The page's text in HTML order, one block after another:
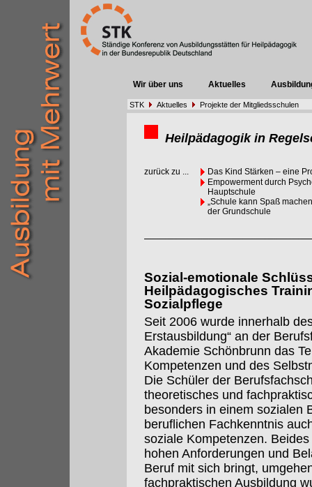
Wir über uns Aktuelles
STK Aktuelles Projekte der Mitgliedsschulen
Heilpädagogik in
zurück zu ...
Das Kind Stärken – eine
Empowerment durch
Hauptschule
„Schule kann Spaß
der Grundschule
Sozial-emotionale
Heilpädagogisches
Sozialpflege
Seit 2006 wurde innerhalb
Erstausbildung“ an der
Akademie Schönbrunn das
Kompetenzen und des
Die Schüler der
theoretisches und
besonders in einem sozialen
beruflichen Fachkenntnis
soziale Kompetenzen.
hohen Anforderungen und
Beruf mit sich bringt,
fachpraktischen Ausbildung